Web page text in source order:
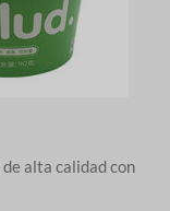
alta calidad con